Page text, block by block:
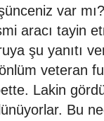
var
aracı tayin
şu yanıtı
veteran
Lakin
Bu